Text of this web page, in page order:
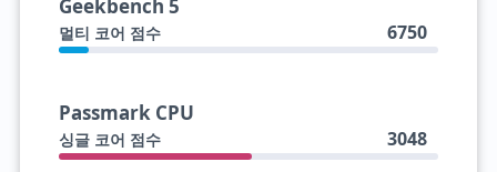
Geekbench 5
멀티 코어 점수 6750
Passmark CPU
싱글 코어 점수 3048